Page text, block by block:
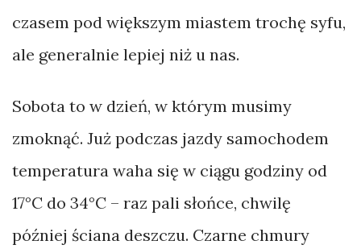
czasem pod większym miastem trochę syfu,
ale generalnie lepiej niż u nas.
Sobota to w dzień, w którym musimy
zmoknąć. Już podczas jazdy samochodem
temperatura waha się w ciągu godziny od
17°C do 34°C – raz pali słońce, chwilę
później ściana deszczu. Czarne chmury